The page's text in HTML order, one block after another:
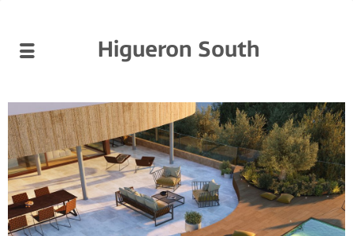
Higueron South